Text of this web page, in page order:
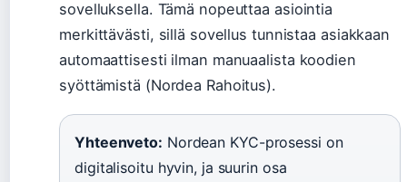
sovelluksella. Tämä nopeuttaa asiointia
merkittävästi, sillä sovellus tunnistaa asiakkaan
automaattisesti ilman manuaalista koodien
syöttämistä (Nordea Rahoitus).
Yhteenveto: Nordean KYC-prosessi on
digitalisoitu hyvin, ja suurin osa